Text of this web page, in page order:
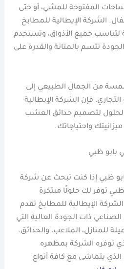
المفتوحة للمشي، أو حتى
الشركة الإيطالية للمطابخ
جميع الأذواق، وتستخدم
تتسم بالمتانة والقدرة على
من الجمال الطبيعي إلى
فإن الشركة الإيطالية
لتصميم حدائق العشب
واحتياجاتك.
ظبي
ظبي إذا كنت تبحث عن شركة
توفر لك حلولًا مبتكرة
الإيطالية للمطابخ تقدم
ذات الجودة العالية التي
للمنازل، الملاعب، والحدائق.
توفره الشركة بمظهره
يتماشى مع كافة أنواع